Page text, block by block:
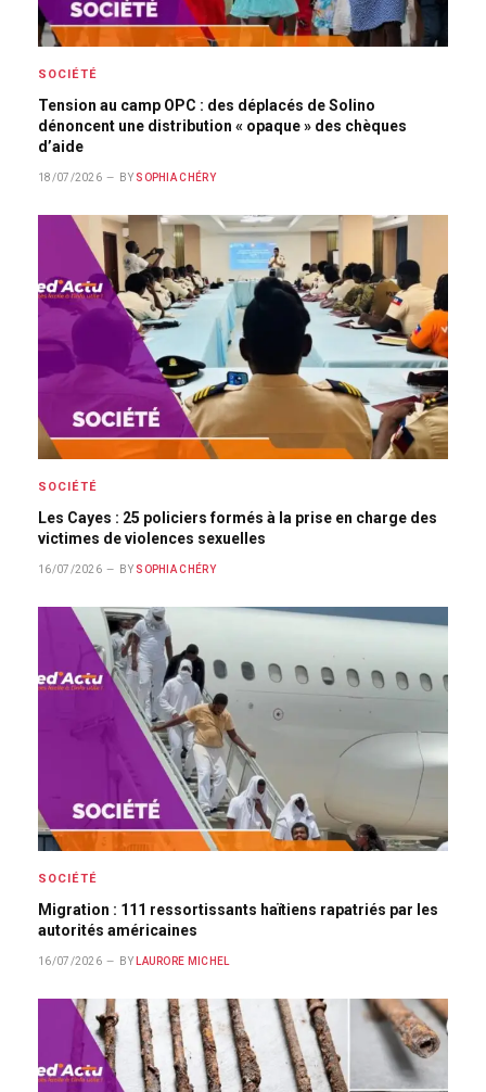
SOCIÉTÉ
Tension au camp OPC : des déplacés de Solino
dénoncent une distribution « opaque » des chèques
d’aide
18/07/2026 BY SOPHIA CHÉRY
SOCIÉTÉ
Les Cayes : 25 policiers formés à la prise en charge des
victimes de violences sexuelles
16/07/2026 BY SOPHIA CHÉRY
SOCIÉTÉ
Migration : 111 ressortissants haïtiens rapatriés par les
autorités américaines
16/07/2026 BY LAURORE MICHEL